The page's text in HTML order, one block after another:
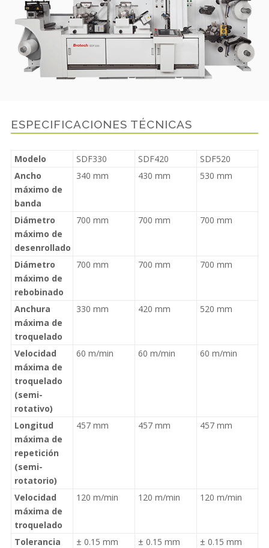
ESPECIFICACIONES TÉCNICAS
Modelo SDF330 SDF420
SDF520
Ancho
máximo de
banda
340 mm 430 mm 530 mm
Diámetro
máximo de
desenrollado
700 mm 700 mm 700 mm
Diámetro
máximo de
rebobinado
700 mm 700 mm 700 mm
Anchura
máxima de
troquelado
330 mm 420 mm 520 mm
Velocidad
máxima de
troquelado
(semi-
rotativo)
60 m/min 60 m/min 60 m/min
Longitud
máxima de
repetición
(semi-
rotatorio)
457 mm 457 mm 457 mm
Velocidad
máxima de
troquelado
120 m/min 120 m/min 120 m/min
Tolerancia
± 0.15 mm ± 0.15 mm ± 0.15 mm